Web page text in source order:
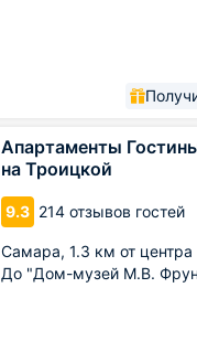
Апартаменты
на Троицкой
9.3 214 отзывов гостей
Самара, 1.3 км от центра
До "Дом-музей М.В.